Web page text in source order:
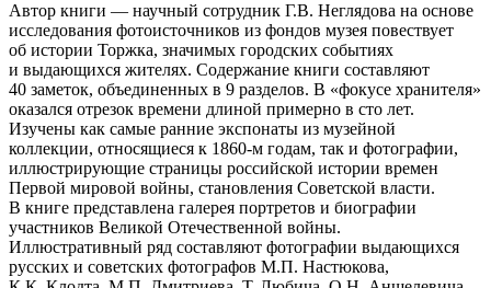
Автор книги — научный сотрудник Г.В. Неглядова на основе
исследования фотоисточников из фондов музея повествует
об истории Торжка, значимых городских событиях
и выдающихся жителях. Содержание книги составляют
40 заметок, объединенных в 9 разделов. В «фокусе хранителя»
оказался отрезок времени длиной примерно в сто лет.
Изучены как самые ранние экспонаты из музейной
коллекции, относящиеся к 1860-м годам, так и фотографии,
иллюстрирующие страницы российской истории времен
Первой мировой войны, становления Советской власти.
В книге представлена галерея портретов и биографии
участников Великой Отечественной войны.
Иллюстративный ряд составляют фотографии выдающихся
русских и советских фотографов М.П. Настюкова,